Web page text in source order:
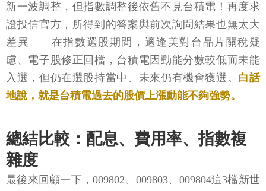
新一波調整，但指數調整後依舊不見台積電！再度求
證投信官方，所得到的答案與前次詢問結果也無太大
差異——在指數選股期間，適逢美對台晶片關稅疑
慮、電子股修正回檔，台積電因動能分數較低而未能
入選，但仍在選股持當中、未來仍有機會獲選。 白話
地說，就是台積電過去的股價上漲動能不夠強勢。
總結比較：配息、費用率、指數複
雜度
最後來回顧一下，009802、009803、009804這3檔新世